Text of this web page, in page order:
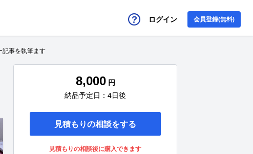
ログイン 会員登録(無料)
記事を執筆ます
8,000 円
納品予定日：4日後
見積もりの相談をする
見積もりの相談後に購入できます